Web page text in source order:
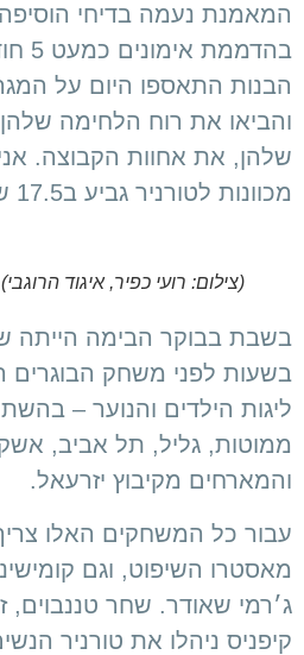
המאמנת נעמה בדיחי
הבנות התאספו היום על
והביאו את רוח הלחימה
שלהן, את אחוות הקבוצה.
מכוונות לטורניר גביע ב17.5 שנארח אצלנו בגליל.״
(צילום: רועי כפיר, איגוד הרוגבי)
בשבת בבוקר הבימה הייתה
בשעות לפני משחק הבוגרים
ליגות הילדים והנוער –
ממוטות, גליל, תל אביב,
והמארחים מקיבוץ יזרעאל.
עבור כל המשחקים האלו
מאסטרו השיפוט, וגם
ג׳רמי שאודר. שחר טננבוים,
קיפניס ניהלו את טורניר